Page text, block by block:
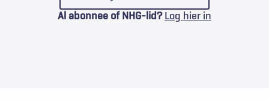
Al abonnee of NHG-lid? Log hier in